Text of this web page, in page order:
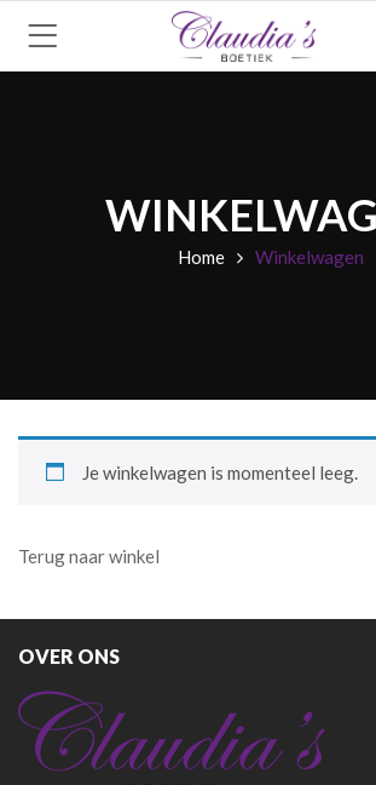
Home Winkelwagen
Je winkelwagen is momenteel leeg.
Terug naar winkel
OVER ONS